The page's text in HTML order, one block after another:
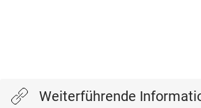
Weiterführende